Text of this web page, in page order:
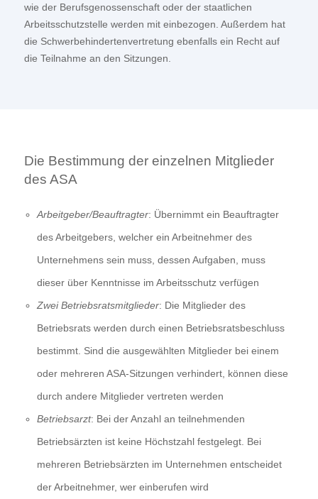
wie der Berufsgenossenschaft oder der staatlichen
Arbeitsschutzstelle werden mit einbezogen. Außerdem hat
die Schwerbehindertenvertretung ebenfalls ein Recht auf
die Teilnahme an den Sitzungen.
Die Bestimmung der einzelnen Mitglieder
des ASA
Arbeitgeber/Beauftragter: Übernimmt ein Beauftragter
des Arbeitgebers, welcher ein Arbeitnehmer des
Unternehmens sein muss, dessen Aufgaben, muss
dieser über Kenntnisse im Arbeitsschutz verfügen
Zwei Betriebsratsmitglieder: Die Mitglieder des
Betriebsrats werden durch einen Betriebsratsbeschluss
bestimmt. Sind die ausgewählten Mitglieder bei einem
oder mehreren ASA-Sitzungen verhindert, können diese
durch andere Mitglieder vertreten werden
Betriebsarzt: Bei der Anzahl an teilnehmenden
Betriebsärzten ist keine Höchstzahl festgelegt. Bei
mehreren Betriebsärzten im Unternehmen entscheidet
der Arbeitnehmer, wer einberufen wird